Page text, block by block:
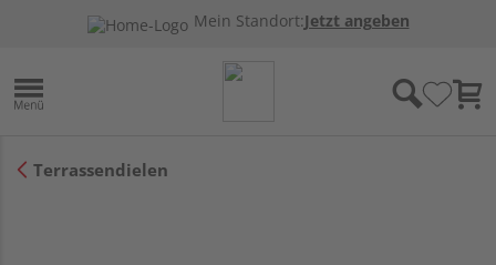
Mein Standort:Jetzt angeben
Terrassendielen